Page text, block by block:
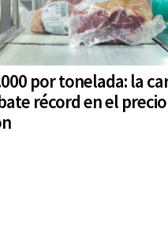
por tonelada: la
récord en el